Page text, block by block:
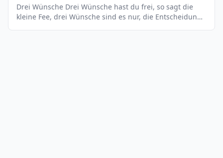
Drei Wünsche Drei Wünsche hast du frei, so sagt die
kleine Fee, drei Wünsche sind es nur, die Entscheidung